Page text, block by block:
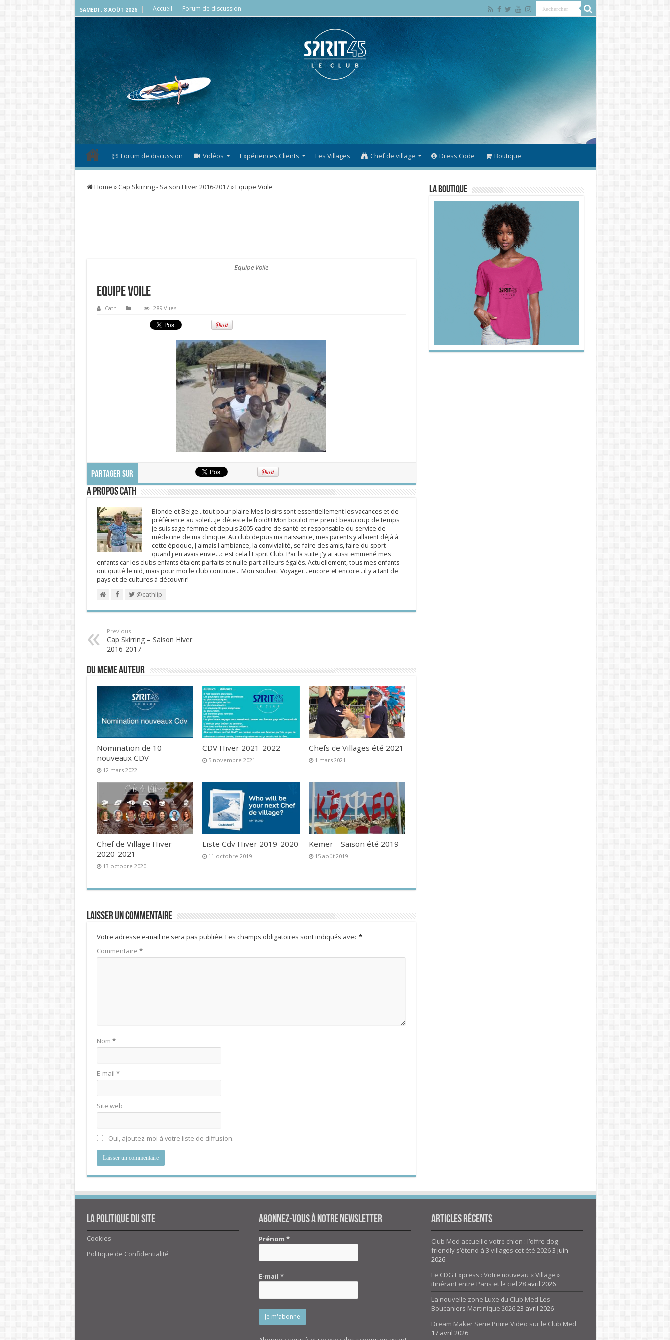
SAMEDI , 8 AOÛT 2026 Accueil Forum de discussion
Forum de discussion Vidéos Expériences Clients Les Villages Chef de village Dress Code Boutique
Home » Cap Skirring - Saison Hiver 2016-2017»Equipe Voile
Equipe Voile
Equipe Voile
Cath 289 Vues
PARTAGER SUR
A propos Cath
Blonde et Belge...tout pour plaire Mes loisirs sont essentiellement les vacances et de
préférence au soleil...je déteste le froid!!! Mon boulot me prend beaucoup de temps
je suis sage-femme et depuis 2005 cadre de santé et responsable du service de
médecine de ma clinique. Au club depuis ma naissance, mes parents y allaient déjà à
cette époque, J'aimais l'ambiance, la convivialité, se faire des amis, faire du sport
quand j'en avais envie...c'est cela l'Esprit Club. Par la suite j'y ai aussi emmené mes
enfants car les clubs enfants étaient parfaits et nulle part ailleurs égalés. Actuellement, tous mes enfants
ont quitté le nid, mais pour moi le club continue... Mon souhait: Voyager...encore et encore...il y a tant de
pays et de cultures à découvrir!
@cathlip
Previous
Cap Skirring – Saison Hiver
2016-2017
DU MEME AUTEUR
Nomination de 10
nouveaux CDV
12 mars 2022
CDV Hiver 2021-2022
5 novembre 2021
Chefs de Villages été 2021
1 mars 2021
Chef de Village Hiver
2020-2021
13 octobre 2020
Liste Cdv Hiver 2019-2020
11 octobre 2019
Kemer – Saison été 2019
15 août 2019
Laisser un commentaire
Votre adresse e-mail ne sera pas publiée. Les champs obligatoires sont indiqués avec*
Commentaire *
Nom *
E-mail *
Site web
Oui, ajoutez-moi à votre liste de diffusion.
La Boutique
La politique du site
Cookies
Politique de Confidentialité
Abonnez-vous à notre newsletter
Prénom*
E-mail*
Articles Récents
Club Med accueille votre chien : l’offre dog-
friendly s’étend à 3 villages cet été 20263 juin
2026
Le CDG Express : Votre nouveau « Village »
itinérant entre Paris et le ciel 28 avril 2026
La nouvelle zone Luxe du Club Med Les
Boucaniers Martinique 202623 avril 2026
Dream Maker Serie Prime Video sur le Club Med
17 avril 2026